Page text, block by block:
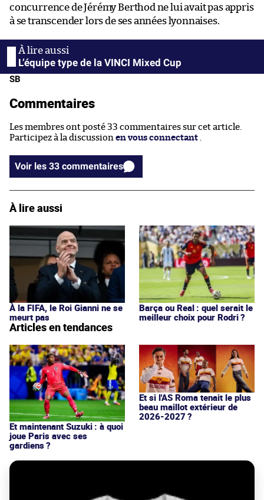
concurrence de Jérémy Berthod ne lui avait pas appris
à se transcender lors de ses années lyonnaises.
L’équipe type de la VINCI Mixed Cup
SB
Commentaires
Les membres ont posté 33 commentaires sur cet article.
Participez à la discussion en vous connectant .
Voir les 33 commentaires
À lire aussi
À la FIFA, le Roi Gianni ne se
meurt pas
Barça ou Real : quel serait le
meilleur choix pour Rodri ?
Articles en tendances
Et maintenant Suzuki : à quoi
joue Paris avec ses
gardiens ?
Et si l'AS Roma tenait le plus
beau maillot extérieur de
2026-2027 ?